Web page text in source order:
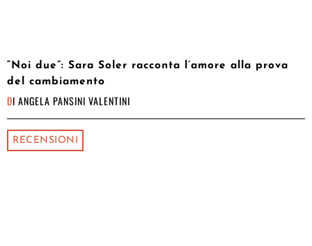
“Noi due”: Sara Soler racconta l’amore alla prova
del cambiamento
DI ANGELA PANSINI VALENTINI
RECENSIONI